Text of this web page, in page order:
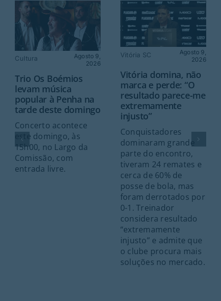
Cultura
Agosto 9,
2026
Trio Os Boémios
levam música
popular à Penha na
tarde deste domingo
Concerto acontece
este domingo, às
15h00, no Largo da
Comissão, com
entrada livre.
Vitória SC
Agosto 9,
2026
Vitória domina, não
marca e perde: “O
resultado parece-me
extremamente
injusto”
Conquistadores
dominaram grande
parte do encontro,
tiveram 24 remates e
cerca de 60% de
posse de bola, mas
foram derrotados por
0-1. Treinador
considera resultado
“extremamente
injusto” e admite que
o clube procura mais
soluções no mercado.